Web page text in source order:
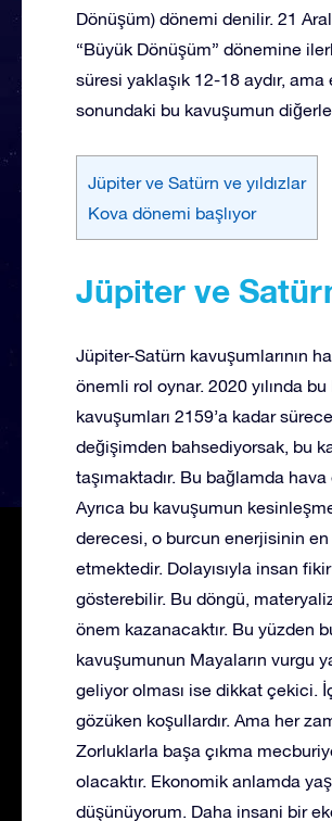
Dönüşüm) dönemi denilir. 21
“Büyük Dönüşüm” dönemine
süresi yaklaşık 12-18 aydır, ama
sonundaki bu kavuşumun
Jüpiter ve Satürn ve yıldızlar
Kova dönemi başlıyor
Jüpiter ve
Jüpiter-Satürn kavuşumlarının
önemli rol oynar. 2020 yılında
kavuşumları 2159’a kadar
değişimden bahsediyorsak, bu
taşımaktadır. Bu bağlamda
Ayrıca bu kavuşumun
derecesi, o burcun enerjisinin
etmektedir. Dolayısıyla insan
gösterebilir. Bu döngü,
önem kazanacaktır. Bu yüzden
kavuşumunun Mayaların vurgu
geliyor olması ise dikkat çekici.
gözüken koşullardır. Ama her
Zorluklarla başa çıkma
olacaktır. Ekonomik anlamda
düşünüyorum. Daha insani bir